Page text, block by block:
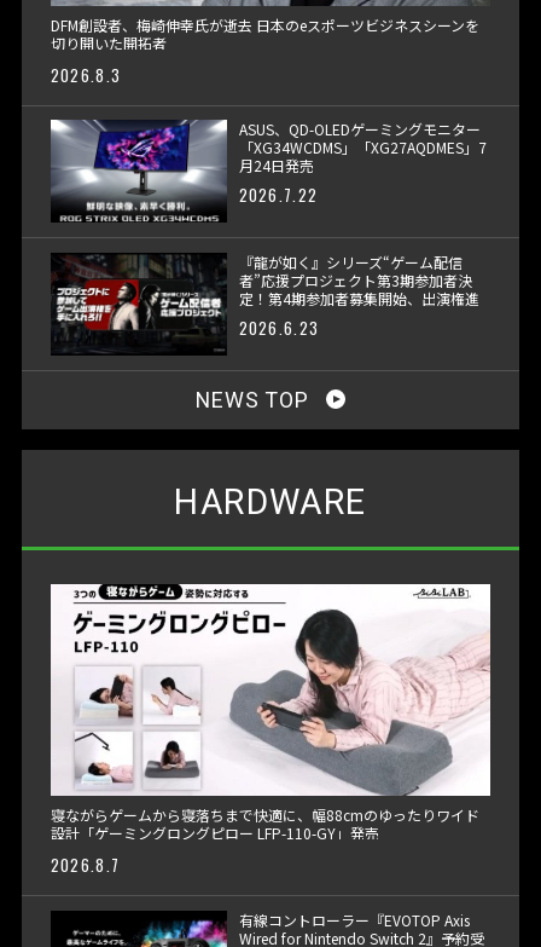
DFM創設者、梅崎伸幸氏が逝去 日本のeスポーツビジネスシーンを
切り開いた開拓者
2026.8.3
ASUS、QD-OLEDゲーミングモニター
「XG34WCDMS」「XG27AQDMES」7
月24日発売
2026.7.22
『龍が如く』シリーズ“ゲーム配信
者”応援プロジェクト第3期参加者決
定！第4期参加者募集開始、出演権進
2026.6.23
NEWS TOP
HARDWARE
寝ながらゲームから寝落ちまで快適に、幅88cmのゆったりワイド
設計「ゲーミングロングピロー LFP-110-GY」発売
2026.8.7
有線コントローラー『EVOTOP Axis
Wired for Nintendo Switch 2』予約受